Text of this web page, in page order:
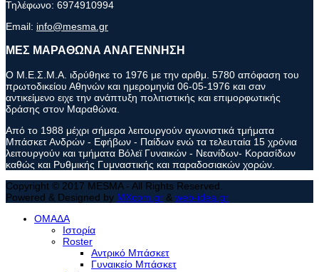
Τηλέφωνο: 6974910994
Email: info@mesma.gr
ΜΕΣ ΜΑΡΑΘΩΝΑ ΑΝΑΓΕΝΝΗΣΗ
Ο Μ.Ε.Σ.Μ.Α. ιδρύθηκε το 1976 με την αριθμ. 5780 απόφαση του
πρωτοδικείου Αθηνών και ημερομηνία 06-05-1976 και σαν
αντικείμενο ειχε την ανάπτυξη πολιτιστικής και επιμορφωτικής
δράσης στον Μαραθώνα.
Από το 1988 μέχρι σήμερα λειτουργούν αγωνιστικά τμήματα
Μπάσκετ Ανδρών - Εφήβων - Παίδων ενώ τα τελευταία 15 χρόνια
λειτουργούν και τμήματα Βόλεϊ Γυναικών - Νεανίδων- Κορασίδων
καθώς και Ρυθμικής Γυμναστικής και παραδοσιακών χορών.
Copyright © 2017 MESMA - All Rights Reserved.
Powered & Designed by MXcom.gr & web-idea.gr
ΟΜΑΔΑ
Ιστορία
Roster
Αντρικό Μπάσκετ
Γυναικείο Μπάσκετ